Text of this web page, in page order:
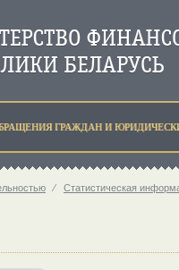
ГРАЖДАН И
⁄ Статистическая